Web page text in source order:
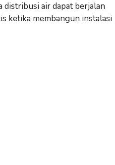
distribusi air dapat berjalan
ketika membangun instalasi